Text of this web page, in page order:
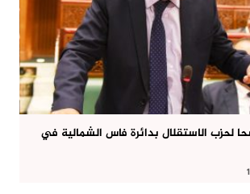
لحزب الاستقلال بدائرة فاس الشمالية في